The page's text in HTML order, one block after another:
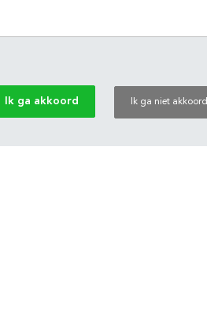
Ik ga akkoord Ik ga niet akkoord